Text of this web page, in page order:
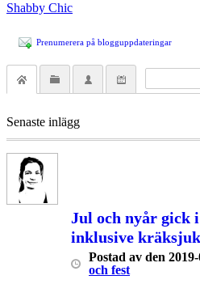
Shabby Chic
Prenumerera på blogguppdateringar
Senaste inlägg
Jul och nyår gick
inklusive
Postad av den
och fest